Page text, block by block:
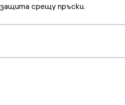
срещу пръски.